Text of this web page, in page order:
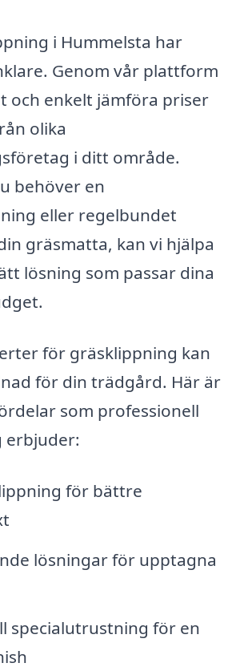
i Hummelsta har
Genom vår plattform
och enkelt jämföra priser
olika
i ditt område.
behöver en
eller regelbundet
gräsmatta, kan vi hjälpa
lösning som passar dina
för gräsklippning kan
för din trädgård. Här är
som professionell
erbjuder:
för bättre
lösningar för upptagna
specialutrustning för en